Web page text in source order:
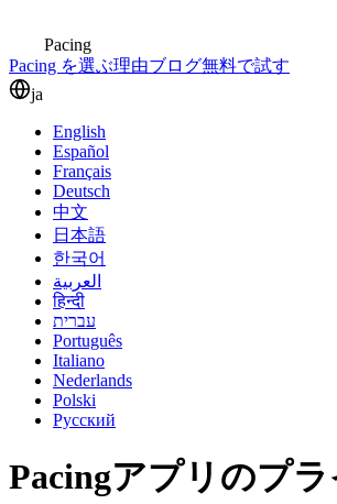
Pacing
Pacing を選ぶ理由ブログ無料で試す
ja
English
Español
Français
Deutsch
中文
日本語
한국어
العربية
हिन्दी
עברית
Português
Italiano
Nederlands
Polski
Русский
Pacingアプリのプ